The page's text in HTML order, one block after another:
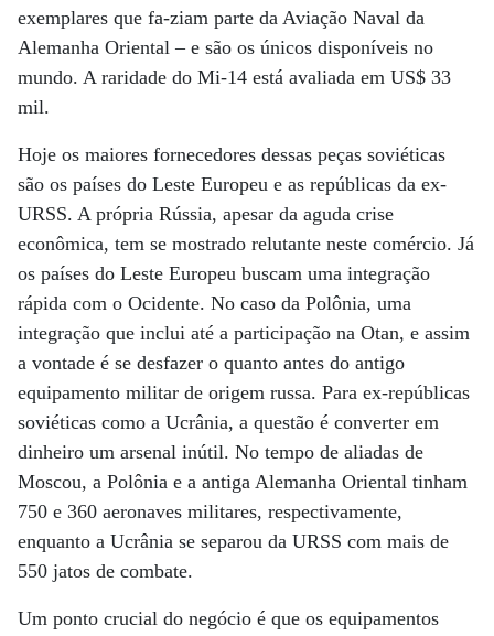
exemplares que fa-ziam parte da Aviação Naval da
Alemanha Oriental – e são os únicos disponíveis no
mundo. A raridade do Mi-14 está avaliada em US$ 33
mil.
Hoje os maiores fornecedores dessas peças soviéticas
são os países do Leste Europeu e as repúblicas da ex-
URSS. A própria Rússia, apesar da aguda crise
econômica, tem se mostrado relutante neste comércio. Já
os países do Leste Europeu buscam uma integração
rápida com o Ocidente. No caso da Polônia, uma
integração que inclui até a participação na Otan, e assim
a vontade é se desfazer o quanto antes do antigo
equipamento militar de origem russa. Para ex-repúblicas
soviéticas como a Ucrânia, a questão é converter em
dinheiro um arsenal inútil. No tempo de aliadas de
Moscou, a Polônia e a antiga Alemanha Oriental tinham
750 e 360 aeronaves militares, respectivamente,
enquanto a Ucrânia se separou da URSS com mais de
550 jatos de combate.
Um ponto crucial do negócio é que os equipamentos